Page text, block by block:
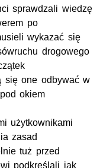
sprawdzali wiedzę
po
wykazać się
drogowego
się one odbywać w
okiem
użytkownikami
zasad
tuż przed
podkreślali jak